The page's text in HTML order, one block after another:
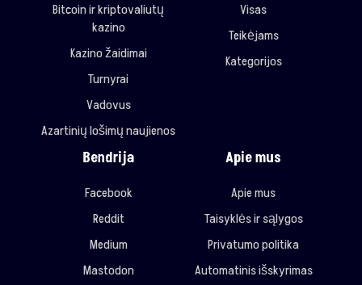
Bitcoin ir kriptovaliutų
kazino
Kazino žaidimai
Turnyrai
Vadovus
Azartinių lošimų naujienos
Visas
Teikėjams
Kategorijos
Bendrija
Facebook
Reddit
Medium
Mastodon
Apie mus
Apie mus
Taisyklės ir sąlygos
Privatumo politika
Automatinis išskyrimas